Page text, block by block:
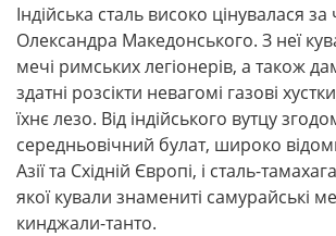
Індійська сталь високо цінувалася за
Олександра Македонського. З неї
мечі римських легіонерів, а також
здатні розсікти невагомі газові
їхнє лезо. Від індійського вутцу
середньовічний булат, широко
Азії та Східній Європі, і сталь-
якої кували знамениті самурайські
кинджали-танто.